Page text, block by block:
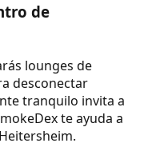
de
lounges de
desconectar
tranquilo invita a
te ayuda a